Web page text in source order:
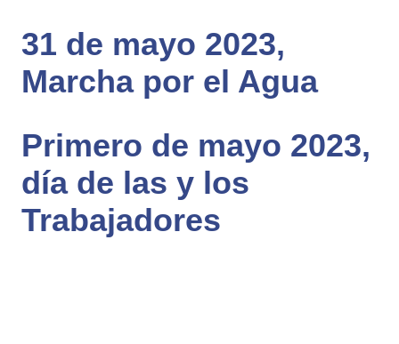
31 de mayo 2023,
Marcha por el Agua
Primero de mayo 2023,
día de las y los
Trabajadores